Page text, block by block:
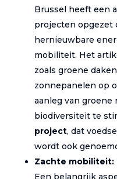
Brussel heeft een
projecten opgezet
hernieuwbare
mobiliteit. Het
zoals groene
zonnepanelen op
aanleg van
biodiversiteit te
project, dat
wordt ook
Zachte mobiliteit:
Een belangrijk